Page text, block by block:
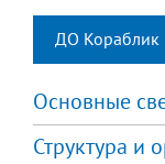
ДО Кораблик
Основные
Структура и